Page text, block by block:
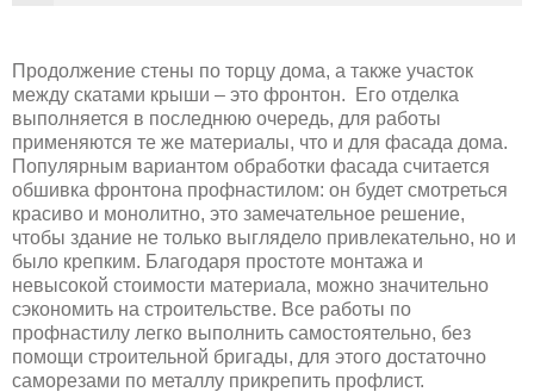
Продолжение стены по торцу дома, а также участок
между скатами крыши – это фронтон. Его отделка
выполняется в последнюю очередь, для работы
применяются те же материалы, что и для фасада дома.
Популярным вариантом обработки фасада считается
обшивка фронтона профнастилом: он будет смотреться
красиво и монолитно, это замечательное решение,
чтобы здание не только выглядело привлекательно, но и
было крепким. Благодаря простоте монтажа и
невысокой стоимости материала, можно значительно
сэкономить на строительстве. Все работы по
профнастилу легко выполнить самостоятельно, без
помощи строительной бригады, для этого достаточно
саморезами по металлу прикрепить профлист.